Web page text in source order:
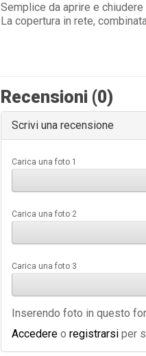
Semplice da aprire e
La copertura in rete,
Recensioni (0)
Scrivi una recensione
Carica una foto 1
Carica una foto 2
Carica una foto 3
Inserendo foto in questo
Accedere o registrarsi per